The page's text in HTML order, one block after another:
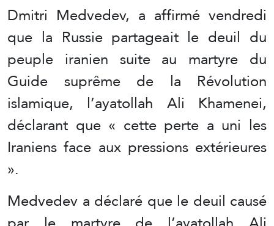
Dmitri Medvedev, a affirmé vendredi
que la Russie partageait le deuil du
peuple iranien suite au martyre du
Guide suprême de la Révolution
islamique, l’ayatollah Ali Khamenei,
déclarant que « cette perte a uni les
Iraniens face aux pressions extérieures
».
Medvedev a déclaré que le deuil causé